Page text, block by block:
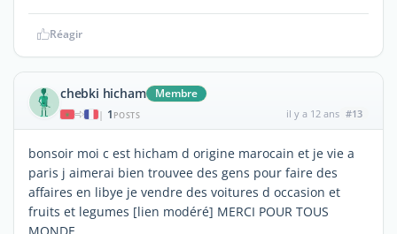
Réagir
chebki hicham Membre
| 1 POSTS il y a 12 ans #13
bonsoir moi c est hicham d origine marocain et je vie a
paris j aimerai bien trouvee des gens pour faire des
affaires en libye je vendre des voitures d occasion et
fruits et legumes [lien modéré] MERCI POUR TOUS